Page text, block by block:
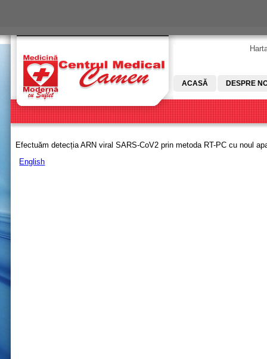
ACASĂ DESPRE
Efectuăm detecția ARN viral SARS-CoV2 prin metoda RT-PC cu noul
English